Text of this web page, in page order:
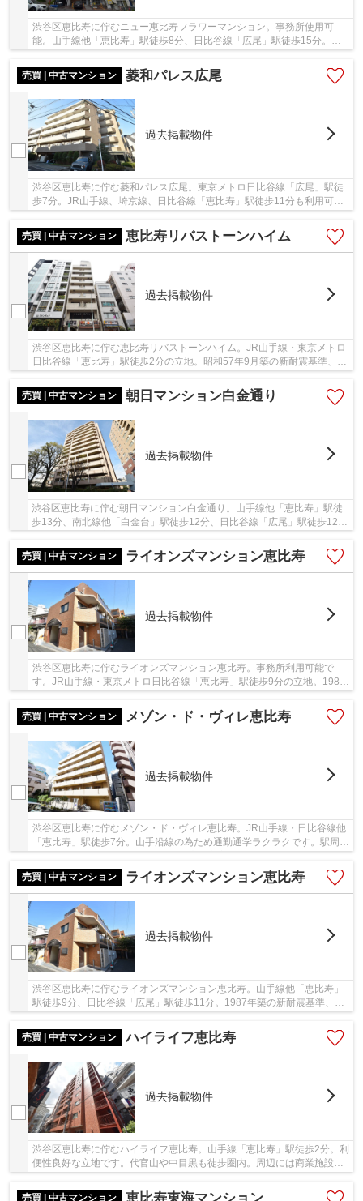
渋谷区恵比寿に佇むニュー恵比寿フラワーマンション。事務所使用可
能。山手線他「恵比寿」駅徒歩8分、日比谷線「広尾」駅徒歩15分。
売買 | 中古マンション
菱和パレス広尾
過去掲載物件
渋谷区恵比寿に佇む菱和パレス広尾。東京メトロ日比谷線「広尾」駅徒
歩7分。JR山手線、埼京線、日比谷線「恵比寿」駅徒歩11分も利用可
能。平成11年築、オートロック、外壁タイル貼り。...
売買 | 中古マンション
恵比寿リバストーンハイム
過去掲載物件
渋谷区恵比寿に佇む恵比寿リバストーンハイム。JR山手線・東京メトロ
日比谷線「恵比寿」駅徒歩2分の立地。昭和57年9月築の新耐震基準、鉄
骨鉄筋コンクリート造10階建て、総戸数28戸の...
売買 | 中古マンション
朝日マンション白金通り
過去掲載物件
渋谷区恵比寿に佇む朝日マンション白金通り。山手線他「恵比寿」駅徒
歩13分、南北線他「白金台」駅徒歩12分、日比谷線「広尾」駅徒歩12分
売買 | 中古マンション
ライオンズマンション恵比寿
過去掲載物件
渋谷区恵比寿に佇むライオンズマンション恵比寿。事務所利用可能で
す。JR山手線・東京メトロ日比谷線「恵比寿」駅徒歩9分の立地。1987
売買 | 中古マンション
メゾン・ド・ヴィレ恵比寿
過去掲載物件
渋谷区恵比寿に佇むメゾン・ド・ヴィレ恵比寿。JR山手線・日比谷線他
「恵比寿」駅徒歩7分。山手沿線の為ため通勤通学ラクラクです。駅周辺
売買 | 中古マンション
ライオンズマンション恵比寿
過去掲載物件
渋谷区恵比寿に佇むライオンズマンション恵比寿。山手線他「恵比寿」
駅徒歩9分、日比谷線「広尾」駅徒歩11分。1987年築の新耐震基準、多
売買 | 中古マンション
ハイライフ恵比寿
過去掲載物件
渋谷区恵比寿に佇むハイライフ恵比寿。山手線「恵比寿」駅徒歩2分。利
便性良好な立地です。代官山や中目黒も徒歩圏内。周辺には商業施設や
売買 | 中古マンション
恵比寿東海マンション